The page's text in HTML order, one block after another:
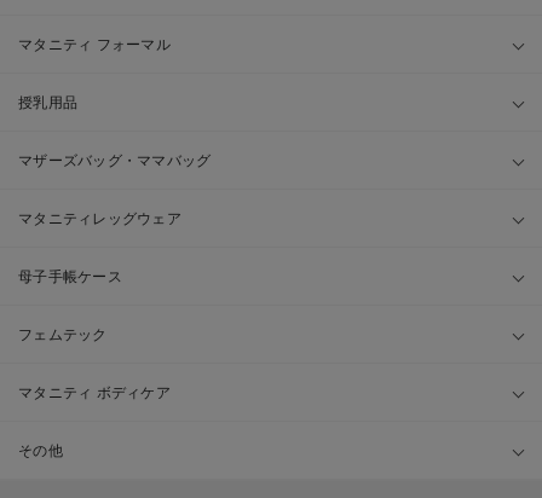
マタニティ フォーマル
授乳用品
マザーズバッグ・ママバッグ
マタニティレッグウェア
母子手帳ケース
フェムテック
マタニティ ボディケア
その他